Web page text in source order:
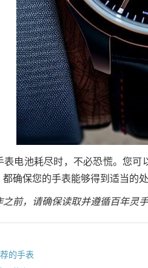
表电池耗尽时，不必恐慌。您
确保您的手表能够得到适当的
前，请确保读取并遵循百年灵
的手表